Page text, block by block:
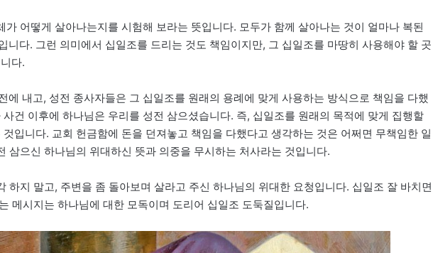
가 어떻게 살아나는지를 시험해 보라는 뜻입니다. 모두가 함께 살아나는 것이 얼마나 복된
니다. 그런 의미에서 십일조를 드리는 것도 책임이지만, 그 십일조를 마땅히 사용해야 할 곳
다.
에 내고, 성전 종사자들은 그 십일조를 원래의 용례에 맞게 사용하는 방식으로 책임을 다했
건 이후에 하나님은 우리를 성전 삼으셨습니다. 즉, 십일조를 원래의 목적에 맞게 집행할
입니다. 교회 헌금함에 돈을 던져놓고 책임을 다했다고 생각하는 것은 어쩌면 무책임한 일
삼으신 하나님의 위대하신 뜻과 의중을 무시하는 처사라는 것입니다.
하지 말고, 주변을 좀 돌아보며 살라고 주신 하나님의 위대한 요청입니다. 십일조 잘 바치면
메시지는 하나님에 대한 모독이며 도리어 십일조 도둑질입니다.